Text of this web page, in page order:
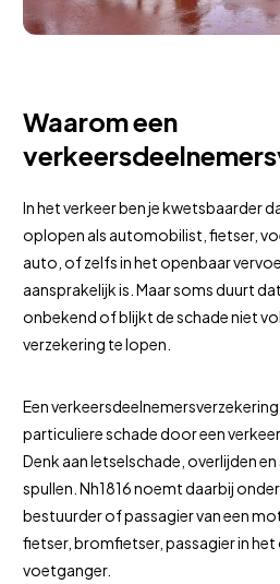
Waarom een
In het verkeer ben je kwetsbaarder
oplopen als automobilist, fietser,
auto, of zelfs in het openbaar
aansprakelijk is. Maar soms duurt
onbekend of blijkt de schade niet
verzekering te lopen.
Een
particuliere schade door een
Denk aan letselschade, overlijden
spullen. Nh1816 noemt daarbij
bestuurder of passagier van een
fietser, bromfietser, passagier in het
voetganger.